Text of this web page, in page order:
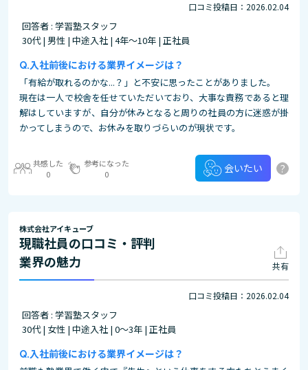
口コミ投稿日：2026.02.04
回答者 : 学習塾スタッフ
30代 | 男性 | 中途入社 | 4年～10年 | 正社員
入社前後における業界イメージは？
「有給が取れるのかな...？」と不安に思ったことがありました。
現在は一人で校舎を任せていただいており、大事な責務であると理
解はしていますが、自分が休みとなると周りの社員の方に迷惑が掛
かってしまうので、お休みを取りづらいのが現状です。
共感した
0
参考になった
0
会いたい ?
株式会社アイキューブ
現職社員の口コミ・評判
業界の魅力
共有
口コミ投稿日：2026.02.04
回答者 : 学習塾スタッフ
30代 | 女性 | 中途入社 | 0～3年 | 正社員
入社前後における業界イメージは？